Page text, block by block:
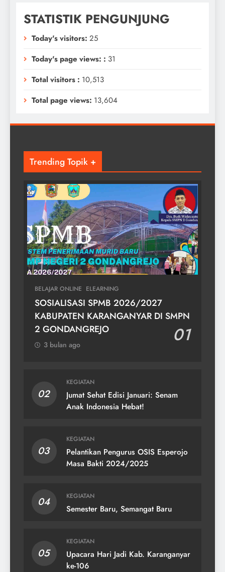
STATISTIK PENGUNJUNG
Today's visitors: 25
Today's page views: : 31
Total visitors : 10,513
Total page views: 13,604
Trending Topik +
BELAJAR ONLINE ELEARNING
SOSIALISASI SPMB 2026/2027
KABUPATEN KARANGANYAR DI SMPN
2 GONDANGREJO
01
3 bulan ago
02
KEGIATAN
Jumat Sehat Edisi Januari: Senam
Anak Indonesia Hebat!
03
KEGIATAN
Pelantikan Pengurus OSIS Esperojo
Masa Bakti 2024/2025
04 KEGIATAN
Semester Baru, Semangat Baru
05
KEGIATAN
Upacara Hari Jadi Kab. Karanganyar
ke-106